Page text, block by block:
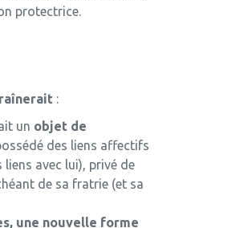
protectrice.
:
un objet de
des liens affectifs
liens avec lui), privé de
de sa fratrie (et sa
une nouvelle forme